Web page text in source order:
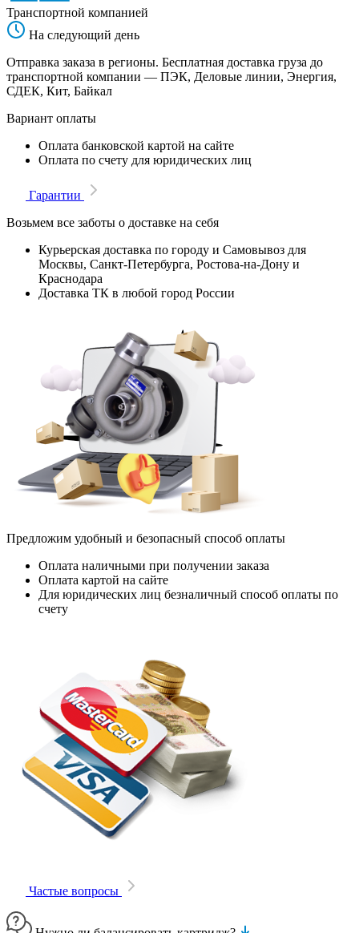
Транспортной компанией
На следующий день
Отправка заказа в регионы. Бесплатная доставка груза до
транспортной компании — ПЭК, Деловые линии, Энергия,
СДЕК, Кит, Байкал
Вариант оплаты
Оплата банковской картой на сайте
Оплата по счету для юридических лиц
Гарантии
Возьмем все заботы о доставке на себя
Курьерская доставка по городу и Самовывоз для
Москвы, Санкт-Петербурга, Ростова-на-Дону и
Краснодара
Доставка ТК в любой город России
Предложим удобный и безопасный способ оплаты
Оплата наличными при получении заказа
Оплата картой на сайте
Для юридических лиц безналичный способ оплаты по
счету
Частые вопросы